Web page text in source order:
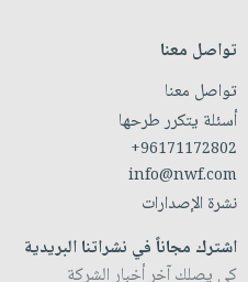
تواصل معنا
تواصل معنا
أسئلة يتكرر طرحها
+96171172802
info@nwf.com
نشرة الإصدارات
اشترك مجاناً في نشراتنا البريدية